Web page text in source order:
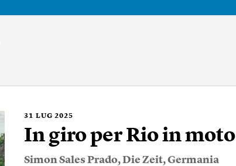
31 LUG 2025
In giro per Rio in moto
Simon Sales Prado,Die Zeit,Germania